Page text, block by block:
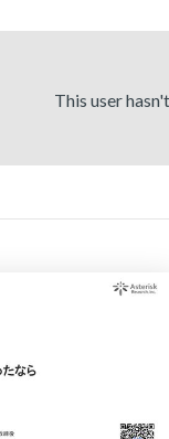
This user